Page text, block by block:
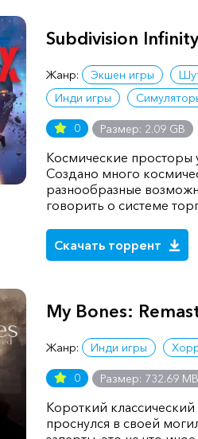
Subdivision
Жанр: Экшен игры
Инди игры
0 Размер: 2.09 GB
Космические просторы
Создано много
разнообразные
говорить о системе
Скачать торрент
My Bones:
Жанр: Инди игры
0 Размер: 732.69 MB
Короткий
проснулся в своей